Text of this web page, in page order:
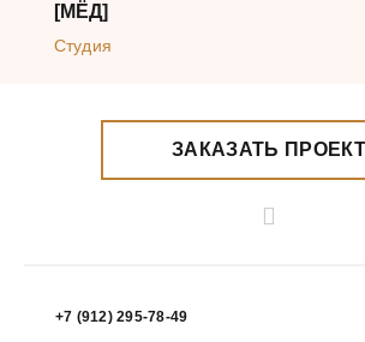
[МЁД]
Студия
ЗАКАЗАТЬ ПРОЕКТ
+7 (912) 295-78-49